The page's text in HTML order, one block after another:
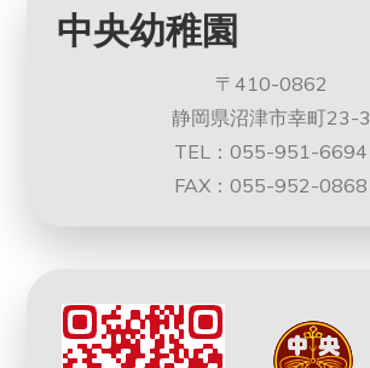
中央幼稚園
〒410-0862
静岡県沼津市幸町23-3
TEL：055-951-6694
FAX：055-952-0868